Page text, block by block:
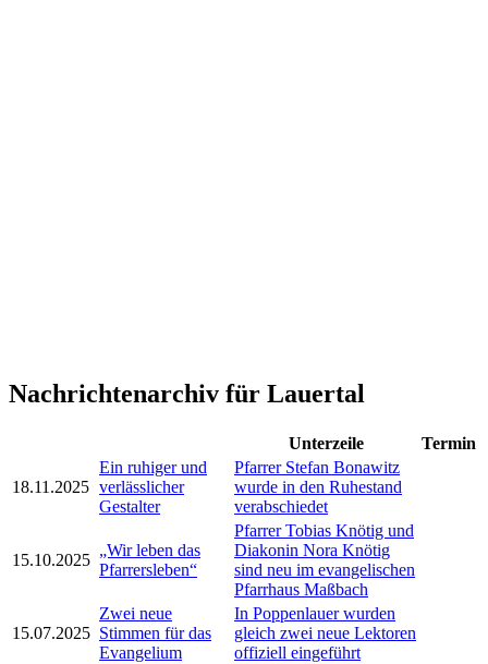
Nachrichtenarchiv für Lauertal
Unterzeile Termin
18.11.2025
Ein ruhiger und
verlässlicher
Gestalter
Pfarrer Stefan Bonawitz
wurde in den Ruhestand
verabschiedet
15.10.2025
„Wir leben das
Pfarrersleben“
Pfarrer Tobias Knötig und
Diakonin Nora Knötig
sind neu im evangelischen
Pfarrhaus Maßbach
15.07.2025
Zwei neue
Stimmen für das
Evangelium
In Poppenlauer wurden
gleich zwei neue Lektoren
offiziell eingeführt